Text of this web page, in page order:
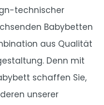
technischer
Babybetten
aus Qualität
Denn mit
schaffen Sie,
unserer